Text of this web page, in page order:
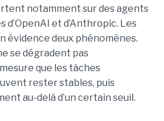
notamment sur des agents
d’OpenAI et d’Anthropic. Les
évidence deux phénomènes.
se dégradent pas
que les tâches
rester stables, puis
au-delà d’un certain seuil.